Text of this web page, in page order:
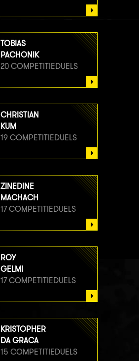
TOBIAS
PACHONIK
20 COMPETITIEDUELS
CHRISTIAN
KUM
19 COMPETITIEDUELS
ZINEDINE
MACHACH
17 COMPETITIEDUELS
ROY
GELMI
17 COMPETITIEDUELS
KRISTOPHER
DA GRACA
15 COMPETITIEDUELS